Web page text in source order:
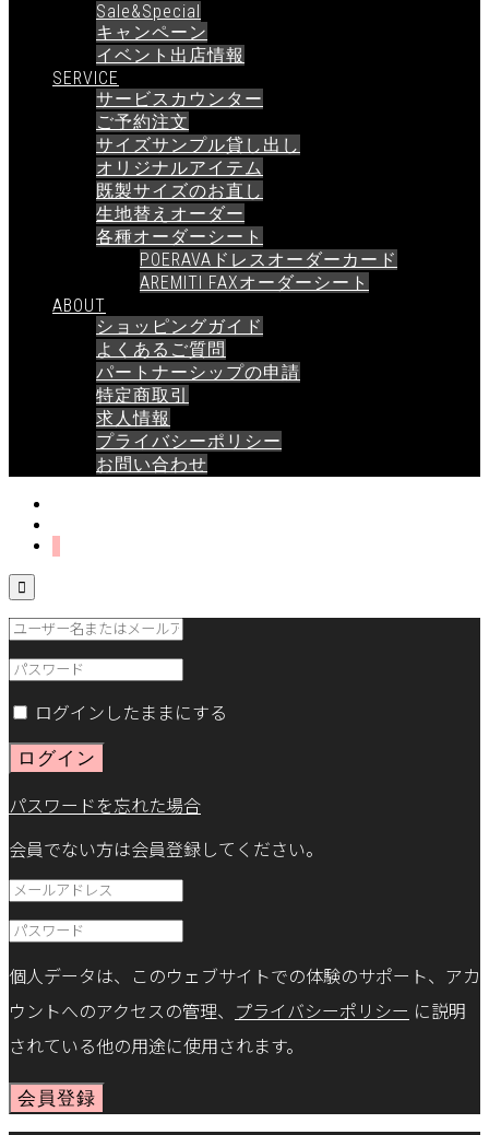
Sale&Special
キャンペーン
イベント出店情報
SERVICE
サービスカウンター
ご予約注文
サイズサンプル貸し出し
オリジナルアイテム
既製サイズのお直し
生地替えオーダー
各種オーダーシート
POERAVAドレスオーダーカード
AREMITI FAXオーダーシート
ABOUT
ショッピングガイド
よくあるご質問
パートナーシップの申請
特定商取引
求人情報
プライバシーポリシー
お問い合わせ

ログインしたままにする
ログイン
パスワードを忘れた場合
会員でない方は会員登録してください。
個人データは、このウェブサイトでの体験のサポート、アカ
ウントへのアクセスの管理、
プライバシーポリシー に説明
されている他の用途に使用されます。
会員登録